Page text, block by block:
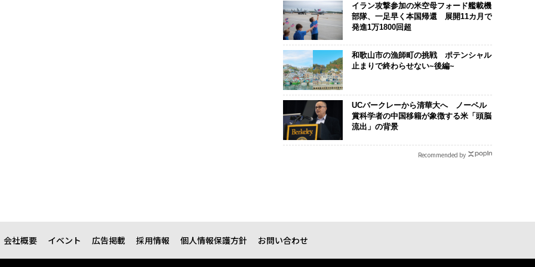
イラン攻撃参加の米空母フォード艦載機
部隊、一足早く本国帰還 展開11カ月で
発進1万1800回超
和歌山市の漁師町の挑戦 ポテンシャル
止まりで終わらせない~後編~
UCバークレーから清華大へ ノーベル
賞科学者の中国移籍が象徴する米「頭脳
流出」の背景
Recommended by
会社概要 イベント 広告掲載 採用情報 個人情報保護方針 お問い合わせ